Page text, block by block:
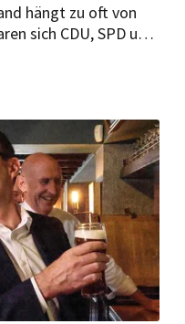
hängt zu oft von
sich CDU, SPD und
Burger